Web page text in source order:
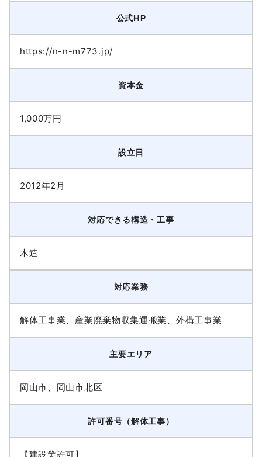
公式HP
https://n-n-m773.jp/
資本金
1,000万円
設立日
2012年2月
対応できる構造・工事
木造
対応業務
解体工事業、産業廃棄物収集運搬業、外構工事業
主要エリア
岡山市、岡山市北区
許可番号（解体工事）
【建設業許可】